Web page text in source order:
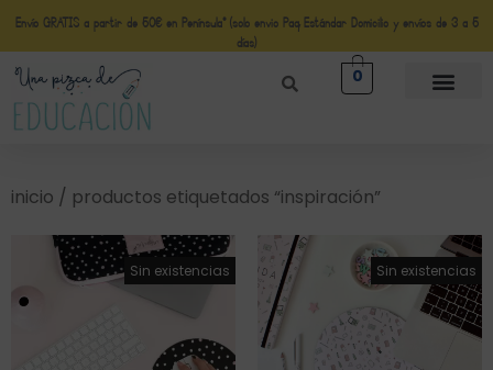
Envío GRATIS a partir de 50€ en Península* (solo envio Paq Estándar Domicilio y envíos de 3 a 5
días)
0
inicio / productos etiquetados “inspiración”
¡Oferta!
Sin existencias ¡Oferta!
Sin existencias